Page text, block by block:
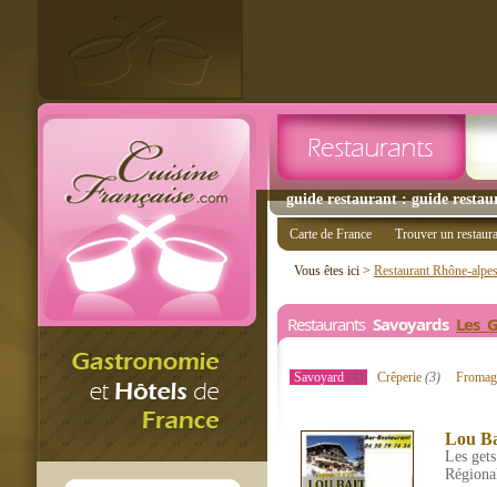
guide restaurant : guide
Carte de France Trouver un
Vous êtes ici > Restaurant Rhône-alpes
Restaurants Savoyards Les
Savoyard (4) Crêperie(3)
Lou
Les gets